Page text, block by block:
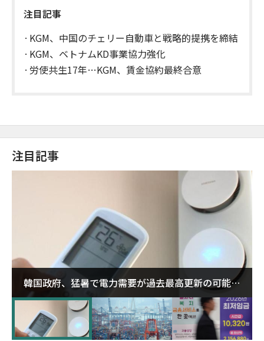
注目記事
KGM、中国のチェリー自動車と戦略的提携を締結
KGM、ベトナムKD事業協力強化
労使共生17年…KGM、賃金協約最終合意
注目記事
韓国政府、猛暑で電力需要が過去最高更新の可能性
に需給対応体制を点検